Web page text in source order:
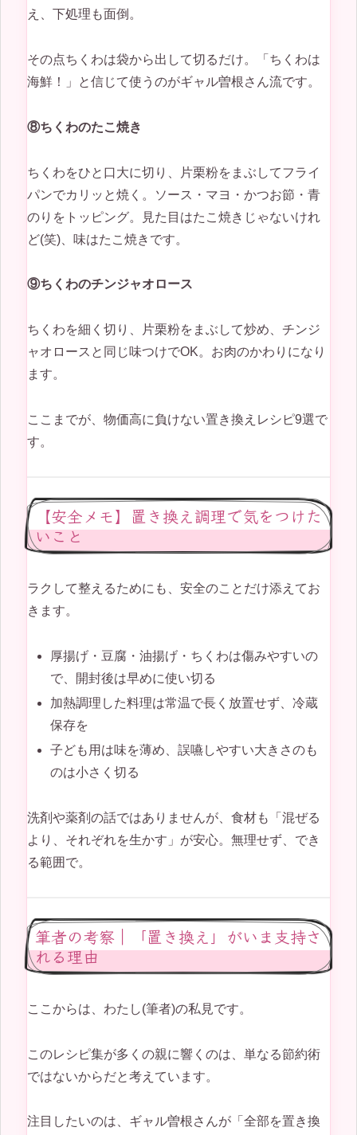
え、下処理も面倒。
その点ちくわは袋から出して切るだけ。「ちくわは
海鮮！」と信じて使うのがギャル曽根さん流です。
⑧ちくわのたこ焼き
ちくわをひと口大に切り、片栗粉をまぶしてフライ
パンでカリッと焼く。ソース・マヨ・かつお節・青
のりをトッピング。見た目はたこ焼きじゃないけれ
ど(笑)、味はたこ焼きです。
⑨ちくわのチンジャオロース
ちくわを細く切り、片栗粉をまぶして炒め、チンジ
ャオロースと同じ味つけでOK。お肉のかわりになり
ます。
ここまでが、物価高に負けない置き換えレシピ9選で
す。
【安全メモ】置き換え調理で気をつけた
いこと
ラクして整えるためにも、安全のことだけ添えてお
きます。
厚揚げ・豆腐・油揚げ・ちくわは傷みやすいの
で、開封後は早めに使い切る
加熱調理した料理は常温で長く放置せず、冷蔵
保存を
子ども用は味を薄め、誤嚥しやすい大きさのも
のは小さく切る
洗剤や薬剤の話ではありませんが、食材も「混ぜる
より、それぞれを生かす」が安心。無理せず、でき
る範囲で。
筆者の考察｜「置き換え」がいま支持さ
れる理由
ここからは、わたし(筆者)の私見です。
このレシピ集が多くの親に響くのは、単なる節約術
ではないからだと考えています。
注目したいのは、ギャル曽根さんが「全部を置き換